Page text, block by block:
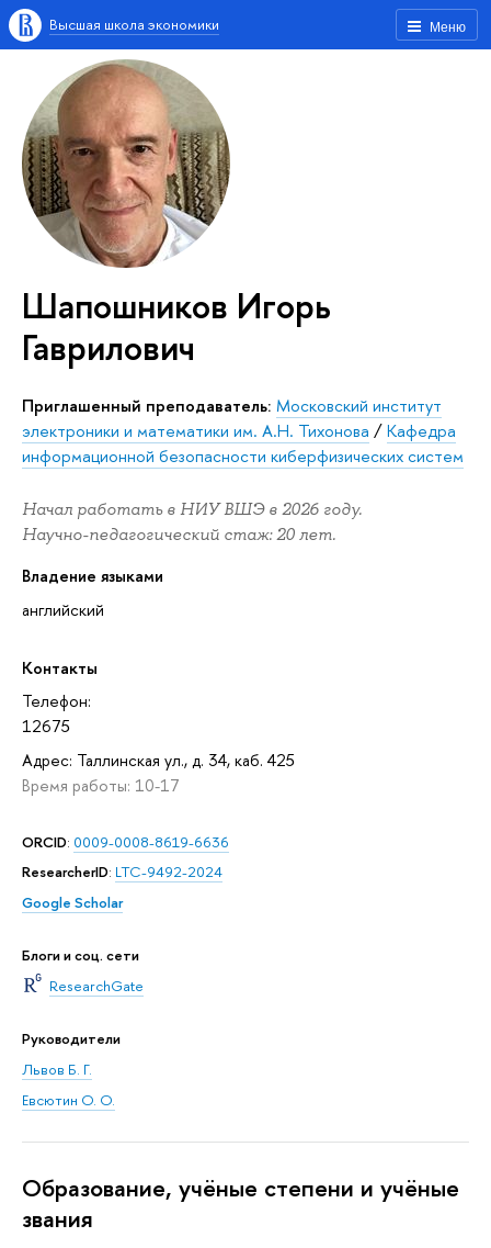
Меню
Высшая школа экономики
Шапошников Игорь
Гаврилович
Приглашенный преподаватель: Московский институт
электроники и математики им. А.Н. Тихонова /Кафедра
информационной безопасности киберфизических систем
Начал работать в НИУ ВШЭ в 2026 году.
Научно-педагогический стаж: 20 лет.
Владение языками
английский
Контакты
Телефон:
12675
Адрес: Таллинская ул., д. 34, каб. 425
Время работы: 10-17
ORCID: 0009-0008-8619-6636
ResearcherID: LTC-9492-2024
Google Scholar
Блоги и соц. сети
ResearchGate
Руководители
Львов Б. Г.
Евсютин О. О.
Oбразование, учёные степени и учёные
звания